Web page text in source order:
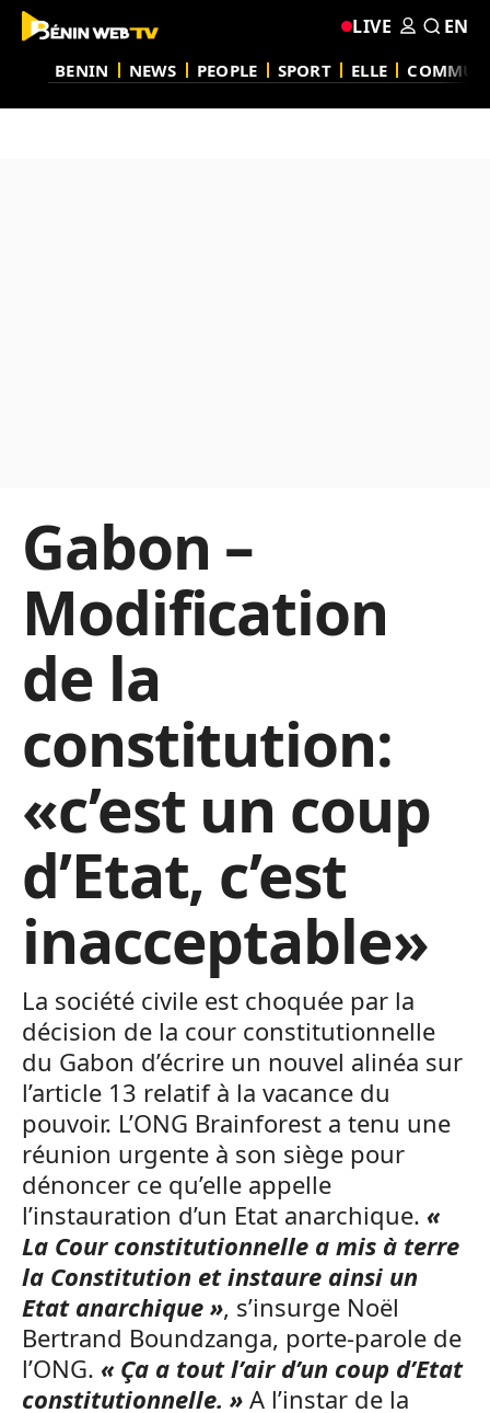
BENIN NEWS PEOPLE SPORT ELLE
LIVE EN
Gabon –
Modification
de la
constitution:
«c’est un coup
d’Etat, c’est
inacceptable»
La société civile est choquée par la
décision de la cour constitutionnelle
du Gabon d’écrire un nouvel alinéa sur
l’article 13 relatif à la vacance du
pouvoir. L’ONG Brainforest a tenu une
réunion urgente à son siège pour
dénoncer ce qu’elle appelle
l’instauration d’un Etat anarchique. «
La Cour constitutionnelle a mis à terre
la Constitution et instaure ainsi un
Etat anarchique », s’insurge Noël
Bertrand Boundzanga, porte-parole de
l’ONG. « Ça a tout l’air d’un coup d’Etat
constitutionnelle. » A l’instar de la